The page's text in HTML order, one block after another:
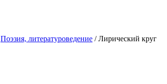
Поэзия, литературоведение / Лирический круг